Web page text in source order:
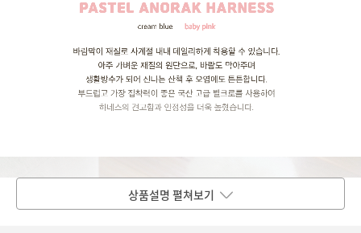
상품설명 펼쳐보기